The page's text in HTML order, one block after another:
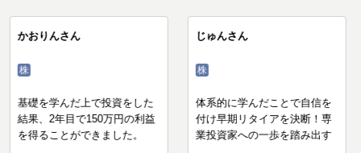
かおりんさん
株
基礎を学んだ上で投資をした
結果、2年目で150万円の利益
を得ることができました。
じゅんさん
株
体系的に学んだことで自信を
付け早期リタイアを決断！専
業投資家への一歩を踏み出す